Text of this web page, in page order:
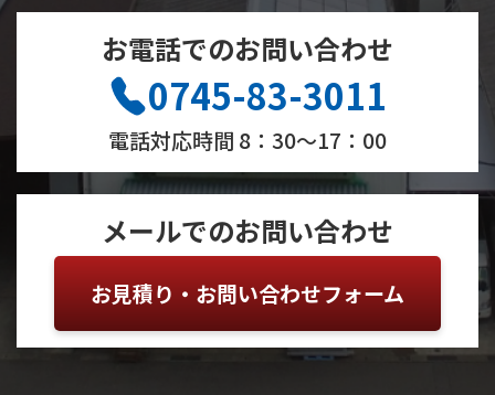
お電話でのお問い合わせ
0745-83-3011
電話対応時間 8：30〜17：00
メールでのお問い合わせ
お見積り・お問い合わせフォーム